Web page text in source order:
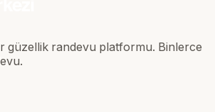
güzellik randevu platformu. Binlerce